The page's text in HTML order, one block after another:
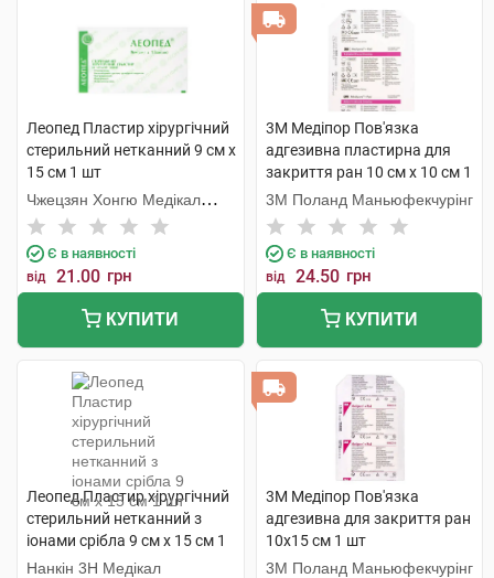
Леопед Пластир хірургічний
стерильний нетканний 9 см х
15 см 1 шт
Чжецзян Хонгю Медікал
Коммодіті
Є в наявності
від 21.00 грн
КУПИТИ
3M Медіпор Пов'язка
адгезивна пластирна для
закриття ран 10 см x 10 см 1
шт
3M Поланд Маньюфекчурінг
Є в наявності
від 24.50 грн
КУПИТИ
Леопед Пластир хірургічний
стерильний нетканний з
іонами срібла 9 см х 15 см 1
шт
Нанкін 3H Медікал
3M Медіпор Пов'язка
адгезивна для закриття ран
10х15 см 1 шт
3M Поланд Маньюфекчурінг